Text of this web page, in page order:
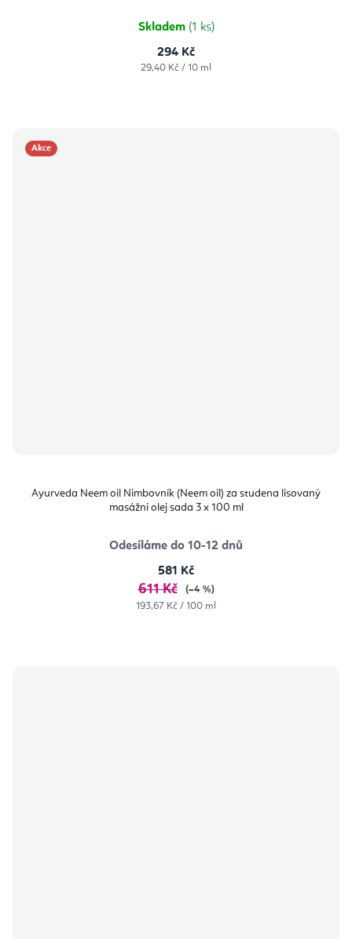
Skladem (1 ks)
294 Kč
Měrná
29,40 Kč / 10 ml
Akce
Ayurveda Neem oil Nimbovník (Neem oil) za studena lisovaný
masážní olej sada 3 x 100 ml
Odesíláme do 10-12 dnů
581 Kč
611 Kč
(–4 %)
Měrná
193,67 Kč / 100 ml